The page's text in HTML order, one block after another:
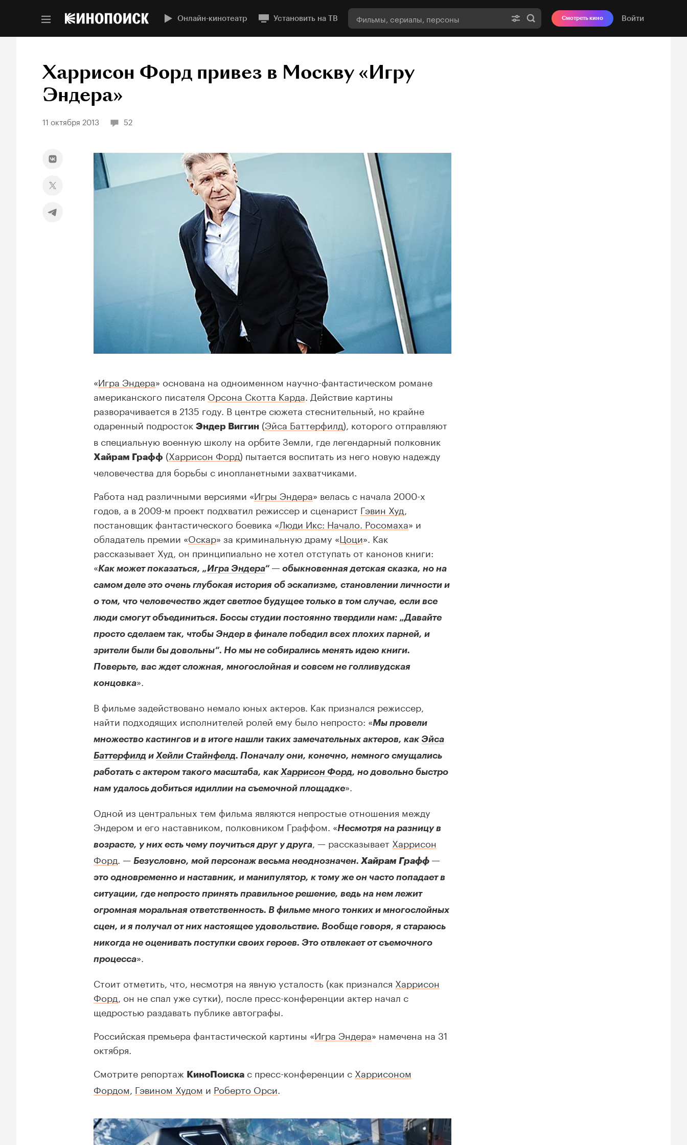
Онлайн-кинотеатр Установить на ТВ Смотреть кино Войти
Харрисон Форд привез в Москву «Игру
Эндера»
11 октября 2013 52
«Игра Эндера» основана на одноименном научно-фантастическом романе
американского писателя Орсона Скотта Карда . Действие картины
разворачивается в 2135 году. В центре сюжета стеснительный, но крайне
одаренный подросток Эндер Виггин (Эйса Баттерфилд), которого отправляют
в специальную военную школу на орбите Земли, где легендарный полковник
Хайрам Графф (Харрисон Форд) пытается воспитать из него новую надежду
человечества для борьбы с инопланетными захватчиками.
Работа над различными версиями «Игры Эндера» велась с начала 2000-х
годов, а в 2009-м проект подхватил режиссер и сценарист Гэвин Худ
постановщик фантастического боевика «Люди Икс: Начало. Росомаха» и
обладатель премии «Оскар» за криминальную драму «Цоци». Как
рассказывает Худ, он принципиально не хотел отступать от канонов книги:
«Как может показаться, „Игра Эндера“ — обыкновенная детская сказка, но на
самом деле это очень глубокая история об эскапизме, становлении личности и
о том, что человечество ждет светлое будущее только в том случае, если все
люди смогут объединиться. Боссы студии постоянно твердили нам: „Давайте
просто сделаем так, чтобы Эндер в финале победил всех плохих парней, и
зрители были бы довольны“. Но мы не собирались менять идею книги.
Поверьте, вас ждет сложная, многослойная и совсем не голливудская
концовка».
В фильме задействовано немало юных актеров. Как признался режиссер,
найти подходящих исполнителей ролей ему было непросто: «Мы провели
множество кастингов и в итоге нашли таких замечательных актеров, какЭйса
Баттерфилд иХейли Стайнфелд. Поначалу они, конечно, немного смущались
работать с актером такого масштаба, какХаррисон Форд, но довольно быстро
нам удалось добиться идиллии на съемочной площадке».
Одной из центральных тем фильма являются непростые отношения между
Эндером и его наставником, полковником Граффом. «Несмотря на разницу в
возрасте, у них есть чему поучиться друг у друга , — рассказывает Харрисон
Форд . — Безусловно, мой персонаж весьма неоднозначен.Хайрам Графф —
это одновременно и наставник, и манипулятор, к тому же он часто попадает в
ситуации, где непросто принять правильное решение, ведь на нем лежит
огромная моральная ответственность. В фильме много тонких и многослойных
сцен, и я получал от них настоящее удовольствие. Вообще говоря, я стараюсь
никогда не оценивать поступки своих героев. Это отвлекает от съемочного
процесса».
Стоит отметить, что, несмотря на явную усталость (как признался Харрисон
Форд , он не спал уже сутки), после пресс-конференции актер начал с
щедростью раздавать публике автографы.
Российская премьера фантастической картины «Игра Эндера» намечена на 31
октября.
Смотрите репортаж КиноПоиска с пресс-конференции с Харрисоном
Фордом Гэвином Худом и Роберто Орси